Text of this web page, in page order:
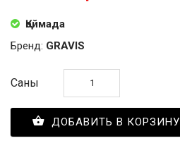
Қоймада
Бренд: GRAVIS
Саны
ДОБАВИТЬ В КОРЗИНУ